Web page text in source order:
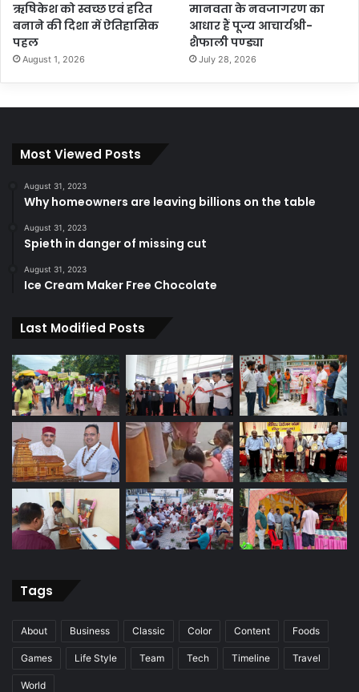
ऋषिकेश को स्वच्छ एवं हरित
बनाने की दिशा में ऐतिहासिक
पहल
August 1, 2026
मानवता के नवजागरण का
आधार हैं पूज्य आचार्यश्री-
शैफाली पण्ड्या
July 28, 2026
Most Viewed Posts
August 31, 2023
Why homeowners are leaving billions on the table
August 31, 2023
Spieth in danger of missing cut
August 31, 2023
Ice Cream Maker Free Chocolate
Last Modified Posts
Tags
About Business Classic Color Content Foods
Games Life Style Team Tech Timeline Travel
World